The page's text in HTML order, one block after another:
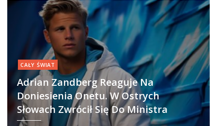
CAŁY ŚWIAT
Adrian Zandberg Reaguje Na
Doniesienia Onetu. W Ostrych
Słowach Zwrócił Się Do Ministra